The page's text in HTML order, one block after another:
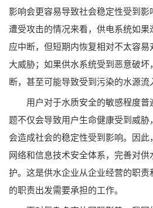
影响会更容易导致社会稳定性受到
遭受攻击的情况来看，供电系统如
应中断，但短期内恢复相对不太容
大威胁；如果供水系统受到恶意破坏
断，甚至可能导致受到污染的水源流
用户对于水质安全的敏感程度普
题不仅会导致用户生命健康受到威
会造成社会的稳定性受到影响。因
网络和信息技术安全体系，完善对
护。这是供水企业从企业经营的职责
的职责出发需要承担的工作。